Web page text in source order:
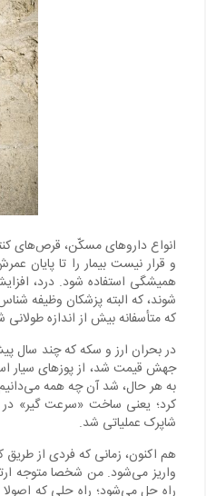
انواع داروهای مسکّن، قرص‌های
و قرار نیست بیمار را تا پایان
همیشگی استفاده شود. درد،
شوند، که البته پزشکان وظیفه
که متأسفانه بیش از اندازه طولانی
در بحران ارز و سکه که چند سال
جهش قیمت شد، از پوزهای سیار
به هر حال، شد آن چه همه می‌دانیم.
کرد؛ یعنی ساخت «سرعت گیر» در
شاپرک عملیاتی شد.
هم اکنون، زمانی که فردی از
واریز می‌شود. من شخصا متوجه
راه حل می‌شود؛ راه حلی که